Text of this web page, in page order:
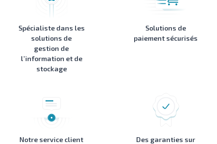
Spécialiste dans les
solutions de
gestion de
l’information et de
stockage
Solutions de
paiement sécurisés
Notre service client
Des garanties sur